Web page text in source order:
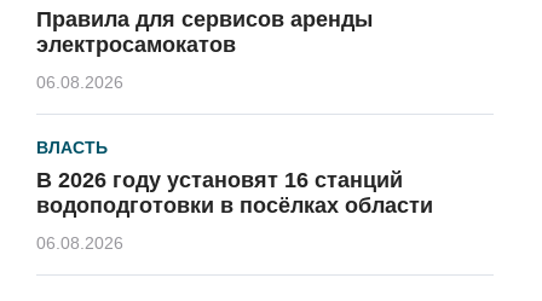
Правила для сервисов аренды
электросамокатов
06.08.2026
ВЛАСТЬ
В 2026 году установят 16 станций
водоподготовки в посёлках области
06.08.2026